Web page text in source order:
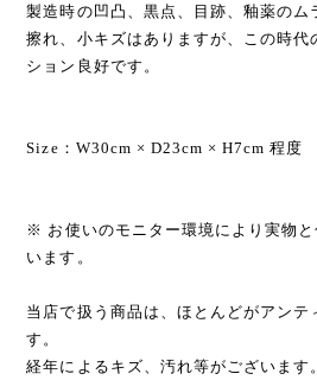
製造時の凹凸、黒点、目跡、釉薬のム
擦れ、小キズはありますが、この時代
ション良好です。
Size：W30cm × D23cm × H7cm 程度
※ お使いのモニター環境により実物
います。
当店で扱う商品は、ほとんどがアンテ
す。
経年によるキズ、汚れ等がございます。